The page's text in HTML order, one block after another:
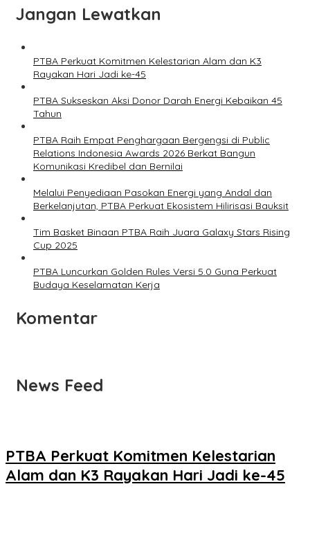
Jangan Lewatkan
PTBA Perkuat Komitmen Kelestarian Alam dan K3
Rayakan Hari Jadi ke-45
PTBA Sukseskan Aksi Donor Darah Energi Kebaikan 45
Tahun
PTBA Raih Empat Penghargaan Bergengsi di Public
Relations Indonesia Awards 2026 Berkat Bangun
Komunikasi Kredibel dan Bernilai
Melalui Penyediaan Pasokan Energi yang Andal dan
Berkelanjutan, PTBA Perkuat Ekosistem Hilirisasi Bauksit
Tim Basket Binaan PTBA Raih Juara Galaxy Stars Rising
Cup 2025
PTBA Luncurkan Golden Rules Versi 5.0 Guna Perkuat
Budaya Keselamatan Kerja
Komentar
News Feed
PTBA Perkuat Komitmen Kelestarian
Alam dan K3 Rayakan Hari Jadi ke-45